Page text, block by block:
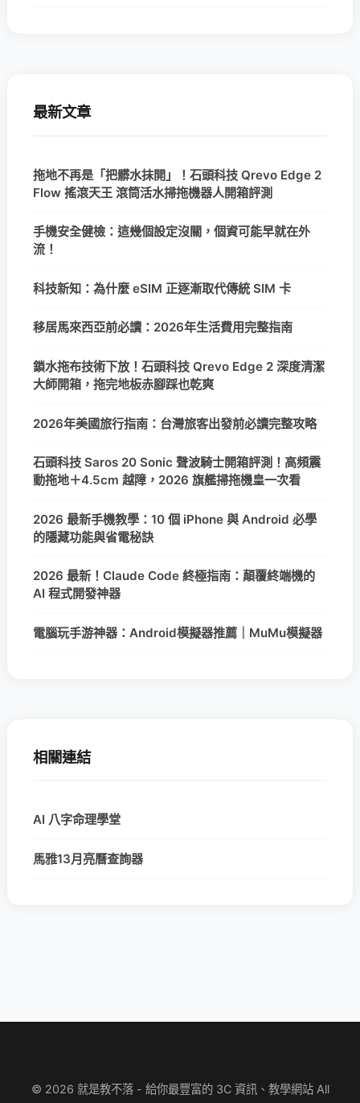
最新文章
拖地不再是「把髒水抹開」！石頭科技 Qrevo Edge 2
Flow 搖滾天王 滾筒活水掃拖機器人開箱評測
手機安全健檢：這幾個設定沒關，個資可能早就在外
流！
科技新知：為什麼 eSIM 正逐漸取代傳統 SIM 卡
移居馬來西亞前必讀：2026年生活費用完整指南
鎖水拖布技術下放！石頭科技 Qrevo Edge 2 深度清潔
大師開箱，拖完地板赤腳踩也乾爽
2026年美國旅行指南：台灣旅客出發前必讀完整攻略
石頭科技 Saros 20 Sonic 聲波騎士開箱評測！高頻震
動拖地＋4.5cm 越障，2026 旗艦掃拖機皇一次看
2026 最新手機教學：10 個 iPhone 與 Android 必學
的隱藏功能與省電秘訣
2026 最新！Claude Code 終極指南：顛覆終端機的
AI 程式開發神器
電腦玩手游神器：Android模擬器推薦｜MuMu模擬器
相關連結
AI 八字命理學堂
馬雅13月亮曆查詢器
© 2026 就是教不落 - 給你最豐富的 3C 資訊、教學網站 All